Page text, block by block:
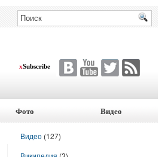
xSubscribe
Фото Видео
Видео (127)